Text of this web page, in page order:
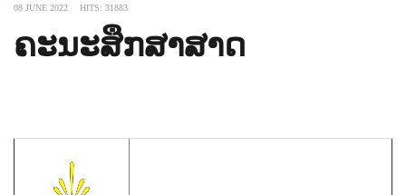
08 JUNE 2022 HITS: 31883
ຄະນະສຶກສາສາດ